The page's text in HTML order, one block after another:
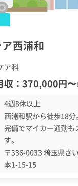
西浦和
ア科
収： 370,000円〜
4週8休以上
西浦和駅から徒歩18
完備でマイカー通勤も
す。
〒336-0033 埼玉県さ
本1-15-15